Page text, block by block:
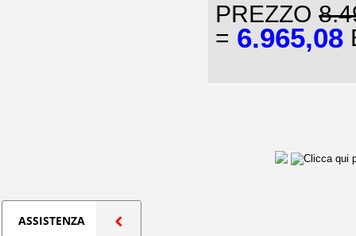
PREZZO
= 6.965,08
ASSISTENZA